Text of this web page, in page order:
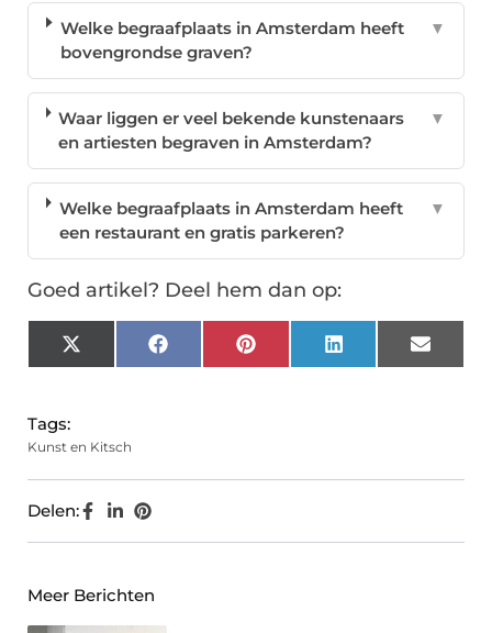
Welke begraafplaats in Amsterdam heeft
bovengrondse graven?
▼
Waar liggen er veel bekende kunstenaars
en artiesten begraven in Amsterdam?
▼
Welke begraafplaats in Amsterdam heeft
een restaurant en gratis parkeren?
▼
Goed artikel? Deel hem dan op:
X
(Twitter)
FacebookPinterest LinkedIn Email
Tags:
Kunst en Kitsch
Delen:
Meer Berichten